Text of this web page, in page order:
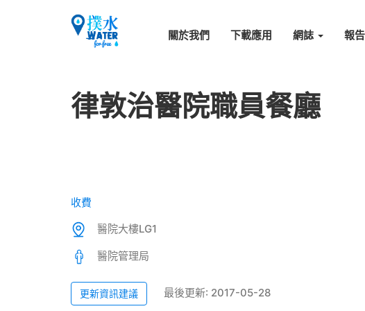
關於我們 下載應用 網誌 報
律敦治醫院職員餐廳
收費
醫院大樓LG1
醫院管理局
更新資訊建議 最後更新: 2017-05-28